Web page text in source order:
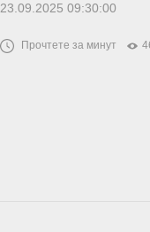
23.09.2025 09:30:00
Прочтете за минут